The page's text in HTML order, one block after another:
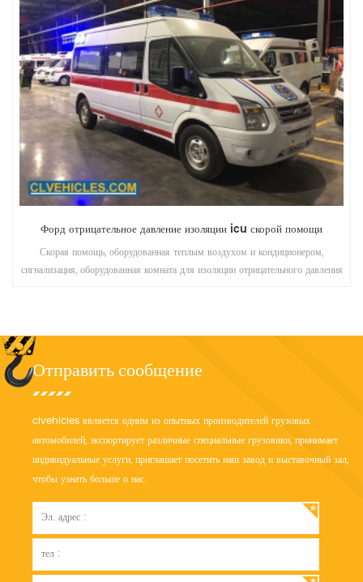
ford v348 высококачественная скорая помощь скорой помощи
Форд скорой помощи оборудован теплым воздухом и кондиционером, имеет
стандартную сигнализацию ， кислородную систему ， кабина пациента
Отправить сообщение
clvehicles является одним из опытных производителей грузовых
автомобилей, экспортирует различные специальные грузовики, принимает
индивидуальные услуги, приглашает посетить наш завод и выставочный зал,
чтобы узнать больше о нас.